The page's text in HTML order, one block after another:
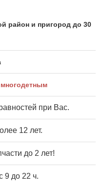
район и пригород до 30
многодетным
при Вас.
12 лет.
до 2 лет!
9 до 22 ч.